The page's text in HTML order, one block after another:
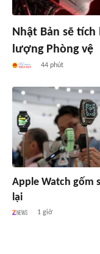
Nhật Bản sẽ
lượng Phòng vệ
44 phút
Apple Watch gốm
lại
1 giờ